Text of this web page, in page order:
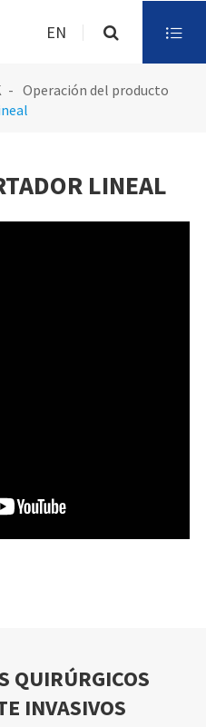
EN 
Operación del producto
LINEAL
QUIRÚRGICOS
INVASIVOS